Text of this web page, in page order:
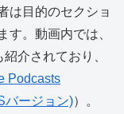
は目的のセクショ
す。動画内では、
介されており、
Podcasts
バージョン)）。